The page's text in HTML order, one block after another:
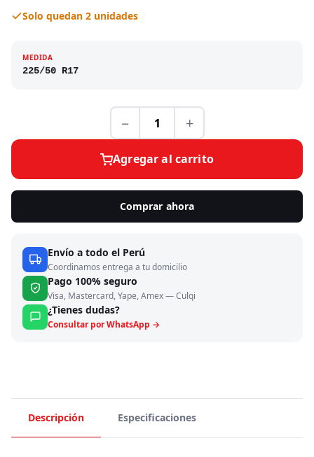
Solo quedan 2 unidades
MEDIDA
225/50 R17
− +
Agregar al carrito
Comprar ahora
Envío a todo el Perú
Coordinamos entrega a tu domicilio
Pago 100% seguro
Visa, Mastercard, Yape, Amex — Culqi
¿Tienes dudas?
Consultar por WhatsApp →
Descripción Especificaciones